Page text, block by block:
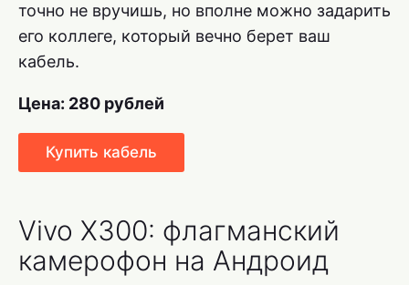
точно не вручишь, но вполне можно задарить
его коллеге, который вечно берет ваш
кабель.
Цена: 280 рублей
Купить кабель
Vivo X300: флагманский
камерофон на Андроид